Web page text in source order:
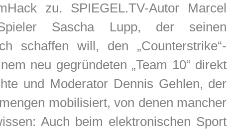
zu. SPIEGEL.TV-Autor Marcel
Sascha Lupp, der seinen
schaffen will, den „Counterstrike“-
neu gegründeten „Team 10“ direkt
und Moderator Dennis Gehlen, der
mobilisiert, von denen mancher
Auch beim elektronischen Sport